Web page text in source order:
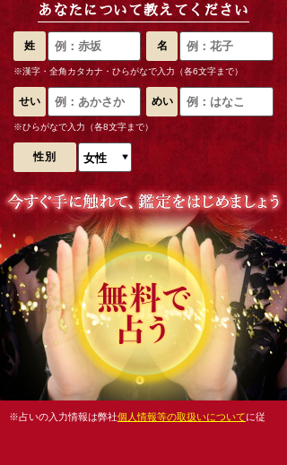
あなたについて教えてください
姓 名
※漢字・全角カタカナ・ひらがなで入力（各6文字まで）
せい めい
※ひらがなで入力（各8文字まで）
性別
※占いの入力情報は弊社個人情報等の取扱いについてに従